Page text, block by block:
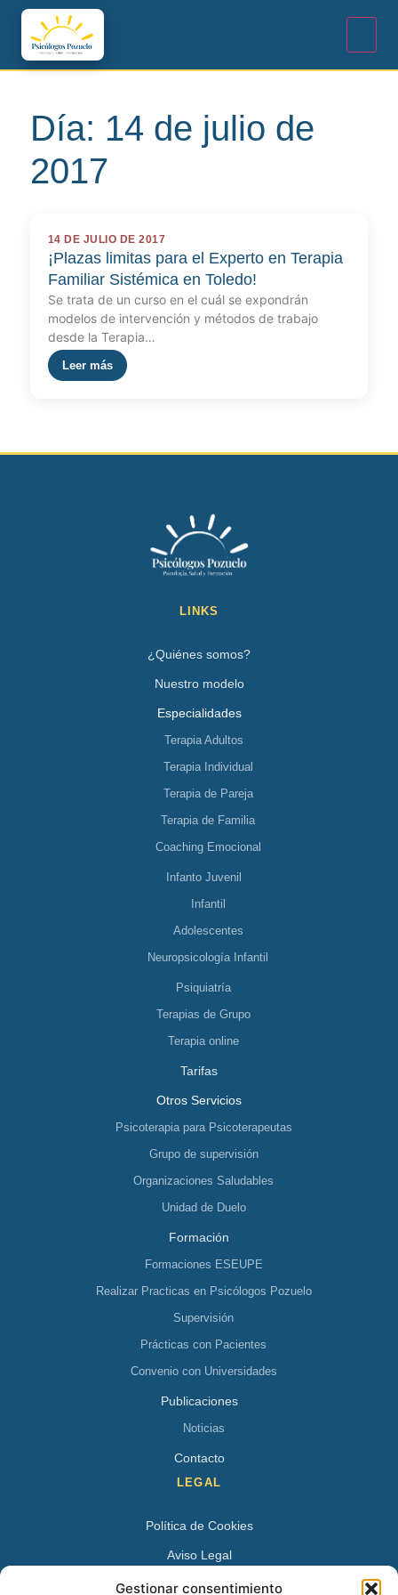
Gestionar consentimiento
Día: 14 de julio de
2017
14 DE JULIO DE 2017
¡Plazas limitas para el Experto en Terapia
Familiar Sistémica en Toledo!
Se trata de un curso en el cuál se expondrán
modelos de intervención y métodos de trabajo
desde la Terapia…
Leer más
LINKS
¿Quiénes somos?
Nuestro modelo
Especialidades
Terapia Adultos
Terapia Individual
Terapia de Pareja
Terapia de Familia
Coaching Emocional
Infanto Juvenil
Infantil
Adolescentes
Neuropsicología Infantil
Psiquiatría
Terapias de Grupo
Terapia online
Tarifas
Otros Servicios
Psicoterapia para Psicoterapeutas
Grupo de supervisión
Organizaciones Saludables
Unidad de Duelo
Formación
Formaciones ESEUPE
Realizar Practicas en Psicólogos Pozuelo
Supervisión
Prácticas con Pacientes
Convenio con Universidades
Publicaciones
Noticias
Contacto
LEGAL
Política de Cookies
Aviso Legal
Política de Privacidad